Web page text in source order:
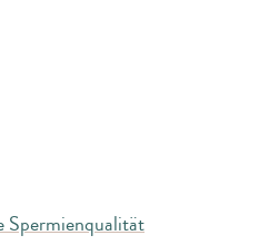
Spermienqualität